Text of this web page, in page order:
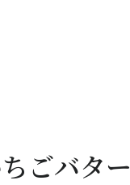
ごバター